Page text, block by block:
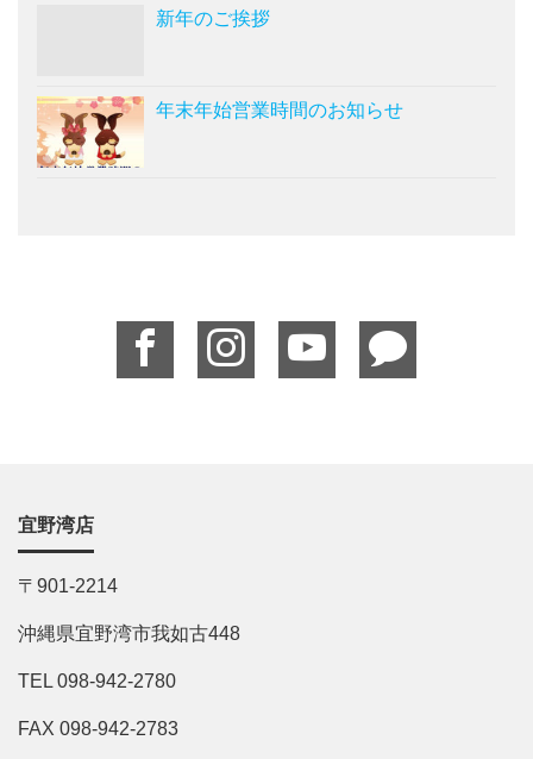
新年のご挨拶
年末年始営業時間のお知らせ
宜野湾店
〒901-2214
沖縄県宜野湾市我如古448
TEL 098-942-2780
FAX 098-942-2783